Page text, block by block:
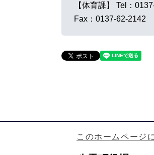
【体育課】
Tel：
Fax：0137-62-2142
このホームページ